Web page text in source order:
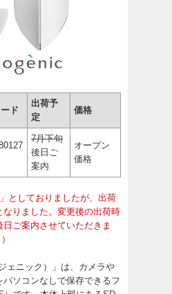
ド
出荷予
定
価格
7月下旬
後日ご
案内
オープン
価格
としておりましたが、出荷
りました。変更後の出荷時
ご案内させていただきま
ェニック）」は、カメラや
ソコンなしで保存できるフ